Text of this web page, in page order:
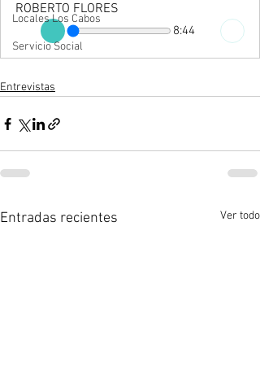
Locales Los Cabos
Servicio Social
ROBERTO FLORES
8:44
Entrevistas
Entradas recientes Ver todo